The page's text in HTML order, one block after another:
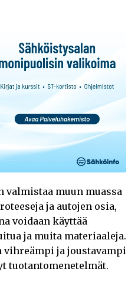
valmistaa muun muassa
ja autojen osia,
voidaan käyttää
ja muita materiaaleja.
vihreämpi ja joustavampi
tuotantomenetelmät.